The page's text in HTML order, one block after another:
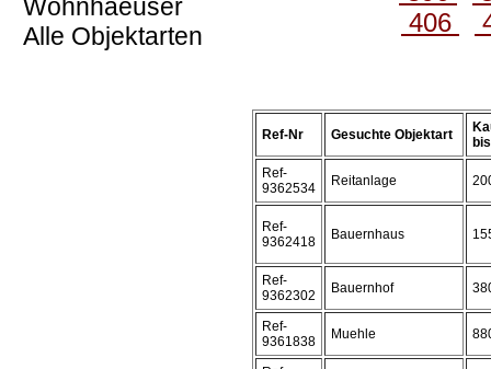
Wohnhaeuser
Alle Objektarten
406
Ref-Nr Gesuchte Objektart
Ref-
9362534
Reitanlage
Ref-
9362418
Bauernhaus
Ref-
9362302
Bauernhof
Ref-
9361838
Muehle